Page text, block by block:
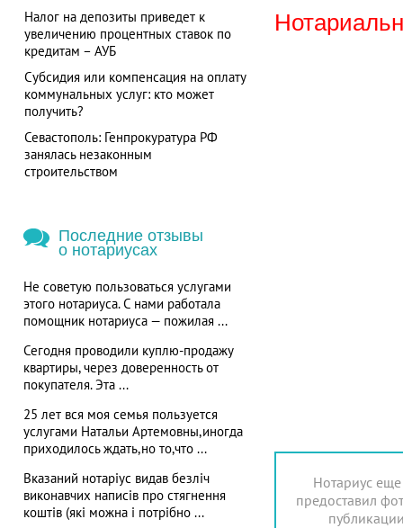
Налог на депозиты приведет к
увеличению процентных ставок по
кредитам – АУБ
Субсидия или компенсация на оплату
коммунальных услуг: кто может
получить?
Севастополь: Генпрокуратура РФ
занялась незаконным
строительством
Последние отзывы
о нотариусах
Не советую пользоваться услугами
этого нотариуса. С нами работала
помощник нотариуса — пожилая ...
Сегодня проводили куплю-продажу
квартиры, через доверенность от
покупателя. Эта ...
25 лет вся моя семья пользуется
услугами Натальи Артемовны,иногда
приходилось ждать,но то,что ...
Вказаний нотаріус видав безліч
виконавчих написів про стягнення
коштів (які можна і потрібно ...
Нотариус
предоставил